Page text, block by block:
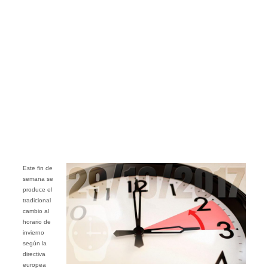
Este fin de
semana se
produce el
tradicional
cambio al
horario de
invierno
según la
directiva
europea